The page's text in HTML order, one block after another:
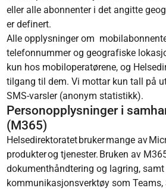
eller alle abonnenter i det angitte
er definert.
Alle opplysninger om
telefonnummer og geografiske
kun hos mobiloperatørene, og
tilgang til dem. Vi mottar kun tall på
SMS-varsler (anonym statistikk).
Personopplysninger i
(M365)
Helsedirektoratet bruker mange av
produkter og tjenester. Bruken av
dokumenthåndtering og lagring, samt
kommunikasjonsverktøy som Teams,